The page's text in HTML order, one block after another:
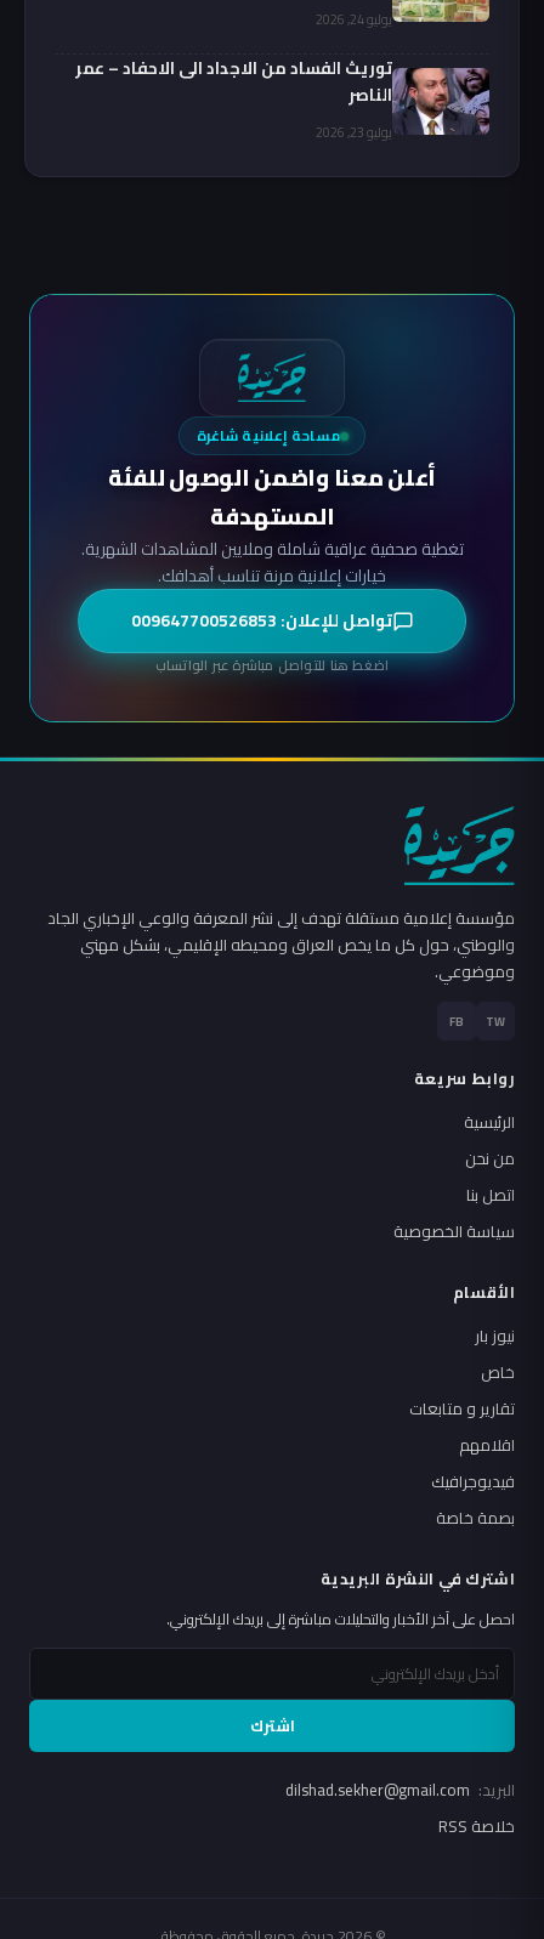
يوليو 24, 2026
توريث الفساد من الاجداد الى الاحفاد – عمر
الناصر
يوليو 23, 2026
مساحة إعلانية شاغرة
أعلن معنا واضمن الوصول للفئة
المستهدفة
تغطية صحفية عراقية شاملة وملايين المشاهدات الشهرية.
خيارات إعلانية مرنة تناسب أهدافك.
تواصل للإعلان: 009647700526853
اضغط هنا للتواصل مباشرة عبر الواتساب
مؤسسة إعلامية مستقلة تهدف إلى نشر المعرفة والوعي الإخباري الجاد
والوطني، حول كل ما يخص العراق ومحيطه الإقليمي، بشكل مهني
وموضوعي.
TW
FB
روابط سريعة
الرئيسية
من نحن
اتصل بنا
سياسة الخصوصية
الأقسام
نيوز بار
خاص
تقارير و متابعات
اقلامهم
فيديوجرافيك
بصمة خاصة
اشترك في النشرة البريدية
احصل على آخر الأخبار والتحليلات مباشرة إلى بريدك الإلكتروني.
اشترك
البريد:
خلاصة RSS